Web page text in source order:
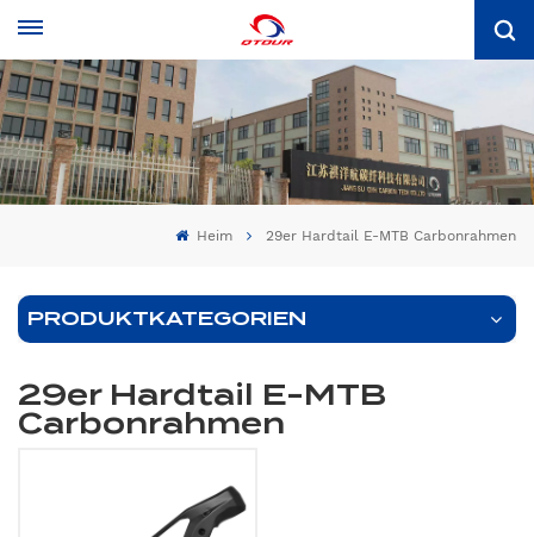
Heim 29er Hardtail E-MTB Carbonrahmen
PRODUKTKATEGORIEN
29er Hardtail E-MTB
Carbonrahmen